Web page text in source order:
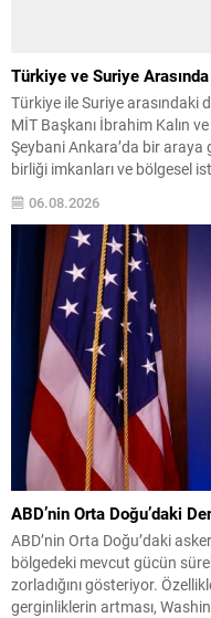
Türkiye ve Suriye
Türkiye ile Suriye arasındaki
MİT Başkanı İbrahim Kalın
Şeybani Ankara’da bir araya
birliği imkanları ve bölgesel
Taraflar, komşu ülkelerle
üzerinde mutabık kaldı;
06.08.2026
ABD’nin Orta Doğu’daki
ABD’nin Orta Doğu’daki
bölgedeki mevcut gücün
zorladığını gösteriyor.
gerginliklerin artması,